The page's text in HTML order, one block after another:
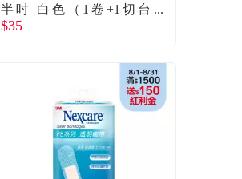
半吋 白色（1卷+1切台
裝） 單入
$35